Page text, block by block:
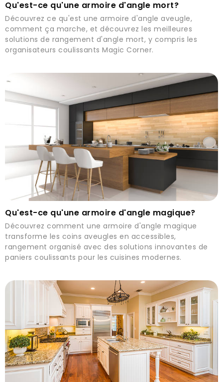
Qu'est-ce qu'une armoire d'angle mort?
Découvrez ce qu'est une armoire d'angle aveugle,
comment ça marche, et découvrez les meilleures
solutions de rangement d'angle mort, y compris les
organisateurs coulissants Magic Corner.
Qu'est-ce qu'une armoire d'angle magique?
Découvrez comment une armoire d'angle magique
transforme les coins aveugles en accessibles,
rangement organisé avec des solutions innovantes de
paniers coulissants pour les cuisines modernes.